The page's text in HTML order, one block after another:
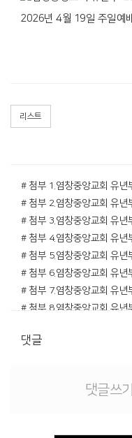
2026년 4월 19일 주일예
리스트
# 첨부 1.염창중앙교회 유
# 첨부 2.염창중앙교회 유
# 첨부 3.염창중앙교회 유
# 첨부 4.염창중앙교회 유
# 첨부 5.염창중앙교회 유
# 첨부 6.염창중앙교회 유
# 첨부 7.염창중앙교회 유
# 첨부 8.염창중앙교회 유
댓글
댓글쓰